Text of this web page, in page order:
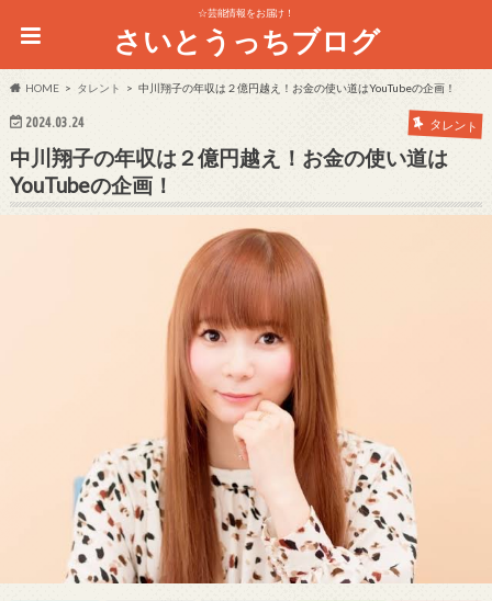
☆芸能情報をお届け！
さいとうっちブログ
HOME タレント 中川翔子の年収は２億円越え！お金の使い道はYouTubeの企画！
2024.03.24 タレント
中川翔子の年収は２億円越え！お金の使い道は
YouTubeの企画！